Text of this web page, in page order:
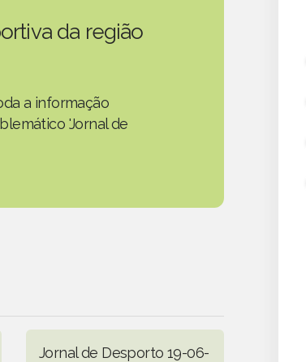
da região
a informação
'Jornal de
Jornal de Desporto 19-06-